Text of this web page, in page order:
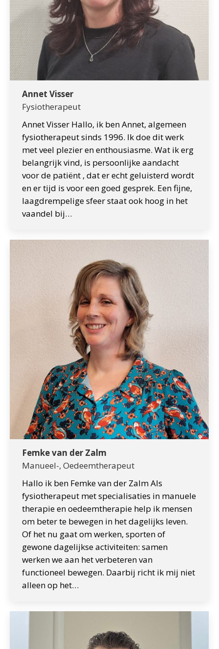
Annet Visser
Fysiotherapeut
Annet Visser Hallo, ik ben Annet, algemeen
fysiotherapeut sinds 1996. Ik doe dit werk
met veel plezier en enthousiasme. Wat ik erg
belangrijk vind, is persoonlijke aandacht
voor de patiënt , dat er echt geluisterd wordt
en er tijd is voor een goed gesprek. Een fijne,
laagdrempelige sfeer staat ook hoog in het
vaandel bij…
Femke van der Zalm
Manueel-, Oedeemtherapeut
Hallo ik ben Femke van der Zalm Als
fysiotherapeut met specialisaties in manuele
therapie en oedeemtherapie help ik mensen
om beter te bewegen in het dagelijks leven.
Of het nu gaat om werken, sporten of
gewone dagelijkse activiteiten: samen
werken we aan het verbeteren van
functioneel bewegen. Daarbij richt ik mij niet
alleen op het…